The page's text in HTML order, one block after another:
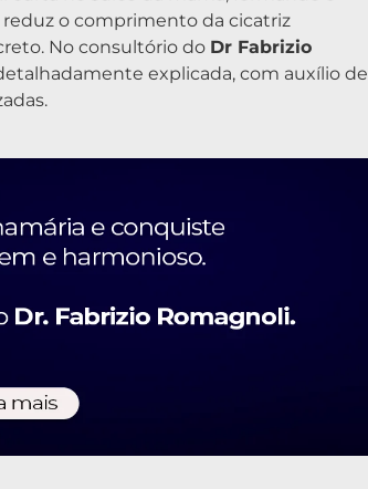
o comprimento da cicatriz
No consultório do Dr Fabrizio
explicada, com auxílio de